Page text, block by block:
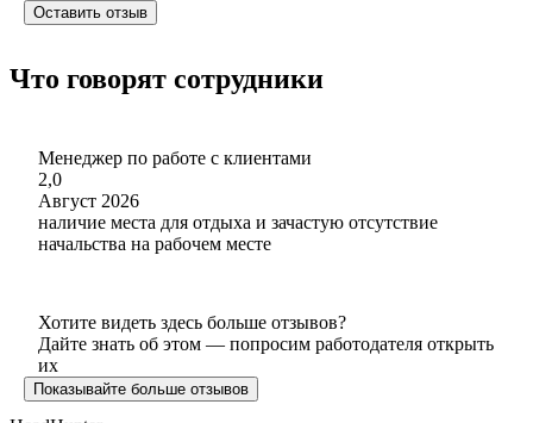
Оставить отзыв
Что говорят сотрудники
Менеджер по работе с клиентами
2,0
Август 2026
наличие места для отдыха и зачастую отсутствие
начальства на рабочем месте
Хотите видеть здесь больше отзывов?
Дайте знать об этом — попросим работодателя открыть
их
Показывайте больше отзывов